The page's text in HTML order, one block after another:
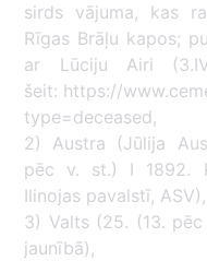
sirds vājuma, kas
Rīgas Brāļu kapos;
ar Lūciju Airi
šeit: https://
type=deceased,
2) Austra (Jūlija
pēc v. st.) I 1892.
Ilinojas pavalstī, ASV),
3) Valts (25. (13.
jaunībā),